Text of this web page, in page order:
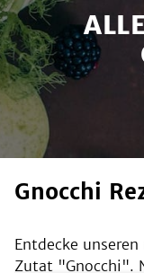
Gnocchi
Entdecke
Zutat "Gnocchi ".